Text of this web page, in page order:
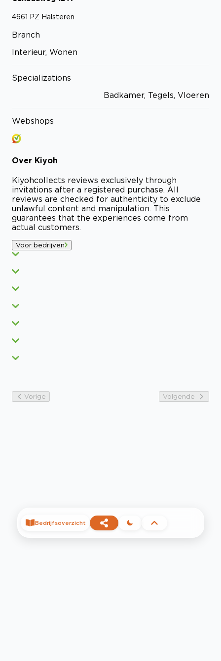
4661 PZ Halsteren
Branch
Interieur, Wonen
Specializations
Badkamer, Tegels, Vloeren
Webshops
Over Kiyoh
Kiyohcollects reviews exclusively through
invitations after a registered purchase. All
reviews are checked for authenticity to exclude
unlawful content and manipulation. This
guarantees that the experiences come from
actual customers.
Voor bedrijven
Vorige Volgende
Bedrijfsoverzicht